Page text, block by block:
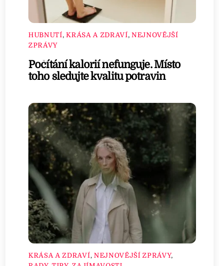
HUBNUTÍ,KRÁSA A ZDRAVÍ, NEJNOVĚJŠÍ
ZPRÁVY
Počítání kalorií nefunguje. Místo
toho sledujte kvalitu potravin
KRÁSA A ZDRAVÍ, NEJNOVĚJŠÍ ZPRÁVY,